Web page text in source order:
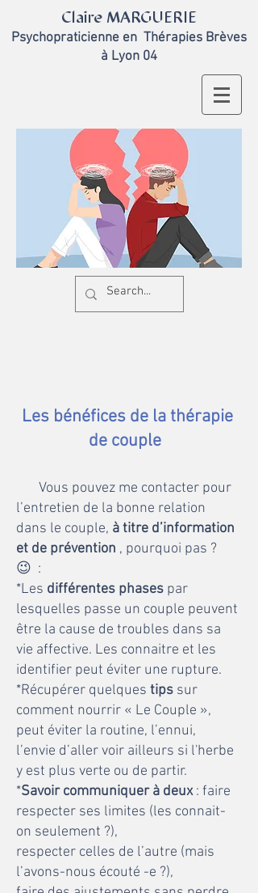
Claire MARGUERIE
Psychopraticienne en Thérapies Brèves
à Lyon 04
Les bénéfices de lathérapie
de couple
Vous pouvez me contacter pour
l’entretien de la bonne relation
dans le couple, à titre d’information
et de prévention , pourquoi pas ?
😉 :
*Les différentes phases par
lesquelles passe un couple peuvent
être la cause de troubles dans sa
vie affective. Les connaitre et les
identifier peut éviter une rupture.
*Récupérer quelques tips sur
comment nourrir « Le Couple »,
peut éviter la routine, l’ennui,
l’envie d’aller voir ailleurs si l'herbe
y est plus verte ou de partir.
*Savoir communiquer à deux: faire
respecter ses limites (les connait-
on seulement ?),
respecter celles de l’autre (mais
l’avons-nous écouté -e ?),